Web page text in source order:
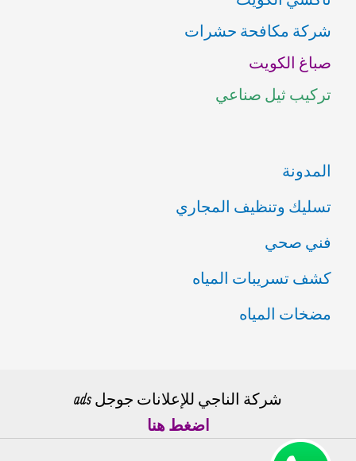
ع
ن
:
شركة مكافحة حشرات
صباغ الكويت
تركيب ثيل صناعي
المدونة
تسليك وتنظيف المجاري
فني صحي
كشف تسريبات المياه
مضخات المياه
شركة الناجي للإعلانات جوجل ads
اضغط هنا